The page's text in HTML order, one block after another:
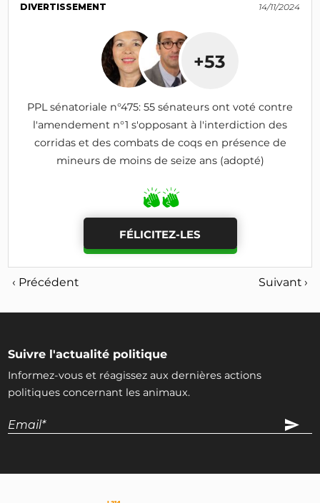
DIVERTISSEMENT 14/11/2024
+53
PPL sénatoriale n°475: 55 sénateurs ont voté contre
l'amendement n°1 s'opposant à l'interdiction des
corridas et des combats de coqs en présence de
mineurs de moins de seize ans (adopté)
FÉLICITEZ-LES
‹ Précédent Suivant ›
Suivre l'actualité politique
Informez-vous et réagissez aux dernières actions
politiques concernant les animaux.